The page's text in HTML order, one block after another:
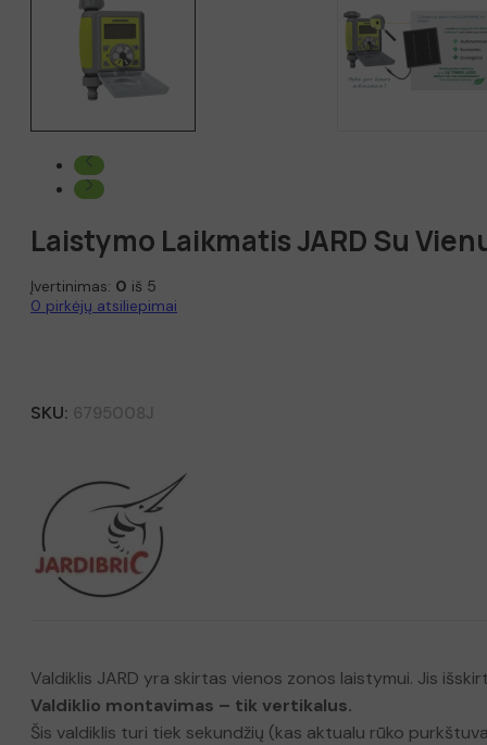
Laistymo Laikmatis JARD Su
Įvertinimas: 0 iš 5
0 pirkėjų atsiliepimai
SKU: 6795008J
Valdiklis JARD yra skirtas vienos zonos laistymui. Jis
Valdiklio montavimas – tik vertikalus.
Šis valdiklis turi tiek sekundžių (kas aktualu rūko